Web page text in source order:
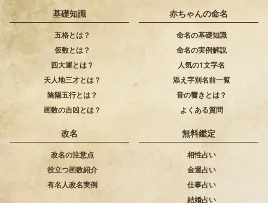
22画
凶 薄弱運
努力不足 衰退 無気力
大吉
成功 名誉 創造力
柔軟性 順調 家庭運
吉
個性 才能 強運
凶
波乱万丈 衝突 不安定
凶
摩擦 孤立 頭脳明晰
凶
翻弄 誤解 不和
大吉
厳格 才能 完全主義
凶
苦境 浮沈 悲運
最大吉
判断力 社交性 円満
基礎知識
五格とは？
仮数とは？
四大運とは？
天人地三才とは？
陰陽五行とは？
画数の吉凶とは？
赤ちゃんの命名
命名の基礎知識
命名の実例解説
人気の1文字名
添え字別名前一覧
音の響きとは？
よくある質問
改名
改名の注意点
役立つ画数紹介
有名人改名実例
無料鑑定
相性占い
金運占い
仕事占い
結婚占い